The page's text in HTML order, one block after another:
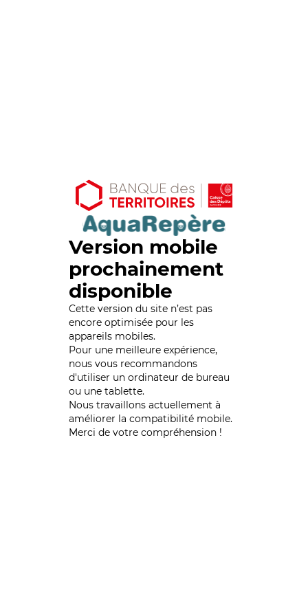
Version mobile
prochainement
disponible
Cette version du site n’est pas
encore optimisée pour les
appareils mobiles.
Pour une meilleure expérience,
nous vous recommandons
d'utiliser un ordinateur de bureau
ou une tablette.
Nous travaillons actuellement à
améliorer la compatibilité mobile.
Merci de votre compréhension !